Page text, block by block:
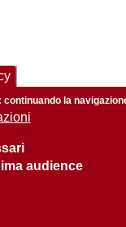
la
audience